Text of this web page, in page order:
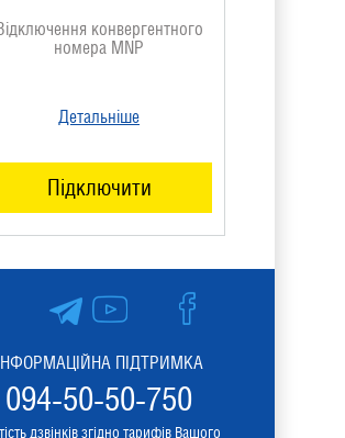
конвергентного
номера MNP
Детальніше
Підключити
ПІДТРИМКА
094-50-50-750
дзвінків згідно тарифів Вашого